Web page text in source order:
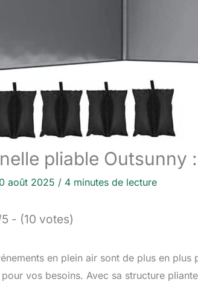
pliable
août 2025 / 4 minutes de lecture
- (10 votes)
en plein air sont de plus en
vos besoins. Avec sa structure